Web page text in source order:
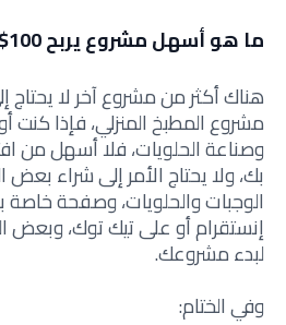
ما هو أسهل مشروع يربح 100$ يومياً؟
هناك أكثر من مشروع آخر لا يحتاج
مشروع المطبخ المنزلي، فإذا كنت
وصناعة الحلويات، فلا أسهل من
بك، ولا يحتاج الأمر إلى شراء بعض
الوجبات والحلويات، وصفحة
إنستقرام أو على تيك توك، وبعض
لبدء مشروعك.
وفي الختام: